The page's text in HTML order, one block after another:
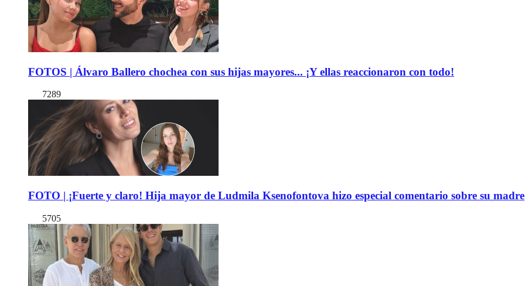
FOTOS | Álvaro Ballero chochea con sus hijas mayores... ¡Y ellas reaccionaron con todo!
7289
FOTO | ¡Fuerte y claro! Hija mayor de Ludmila Ksenofontova hizo especial comentario sobre su madre
5705